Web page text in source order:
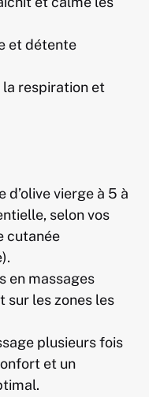
et détente
la respiration et
d’olive vierge à 5 à
selon vos
cutanée
en massages
sur les zones les
plusieurs fois
et un